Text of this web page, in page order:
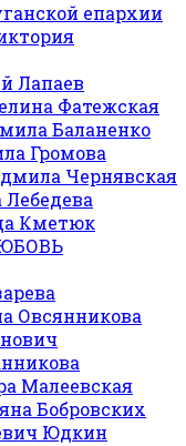
епархии
Лапаев
Фатежская
Баланенко
Громова
Чернявская
Кметюк
Овсянникова
Малеевская
Бобровских
Юдкин